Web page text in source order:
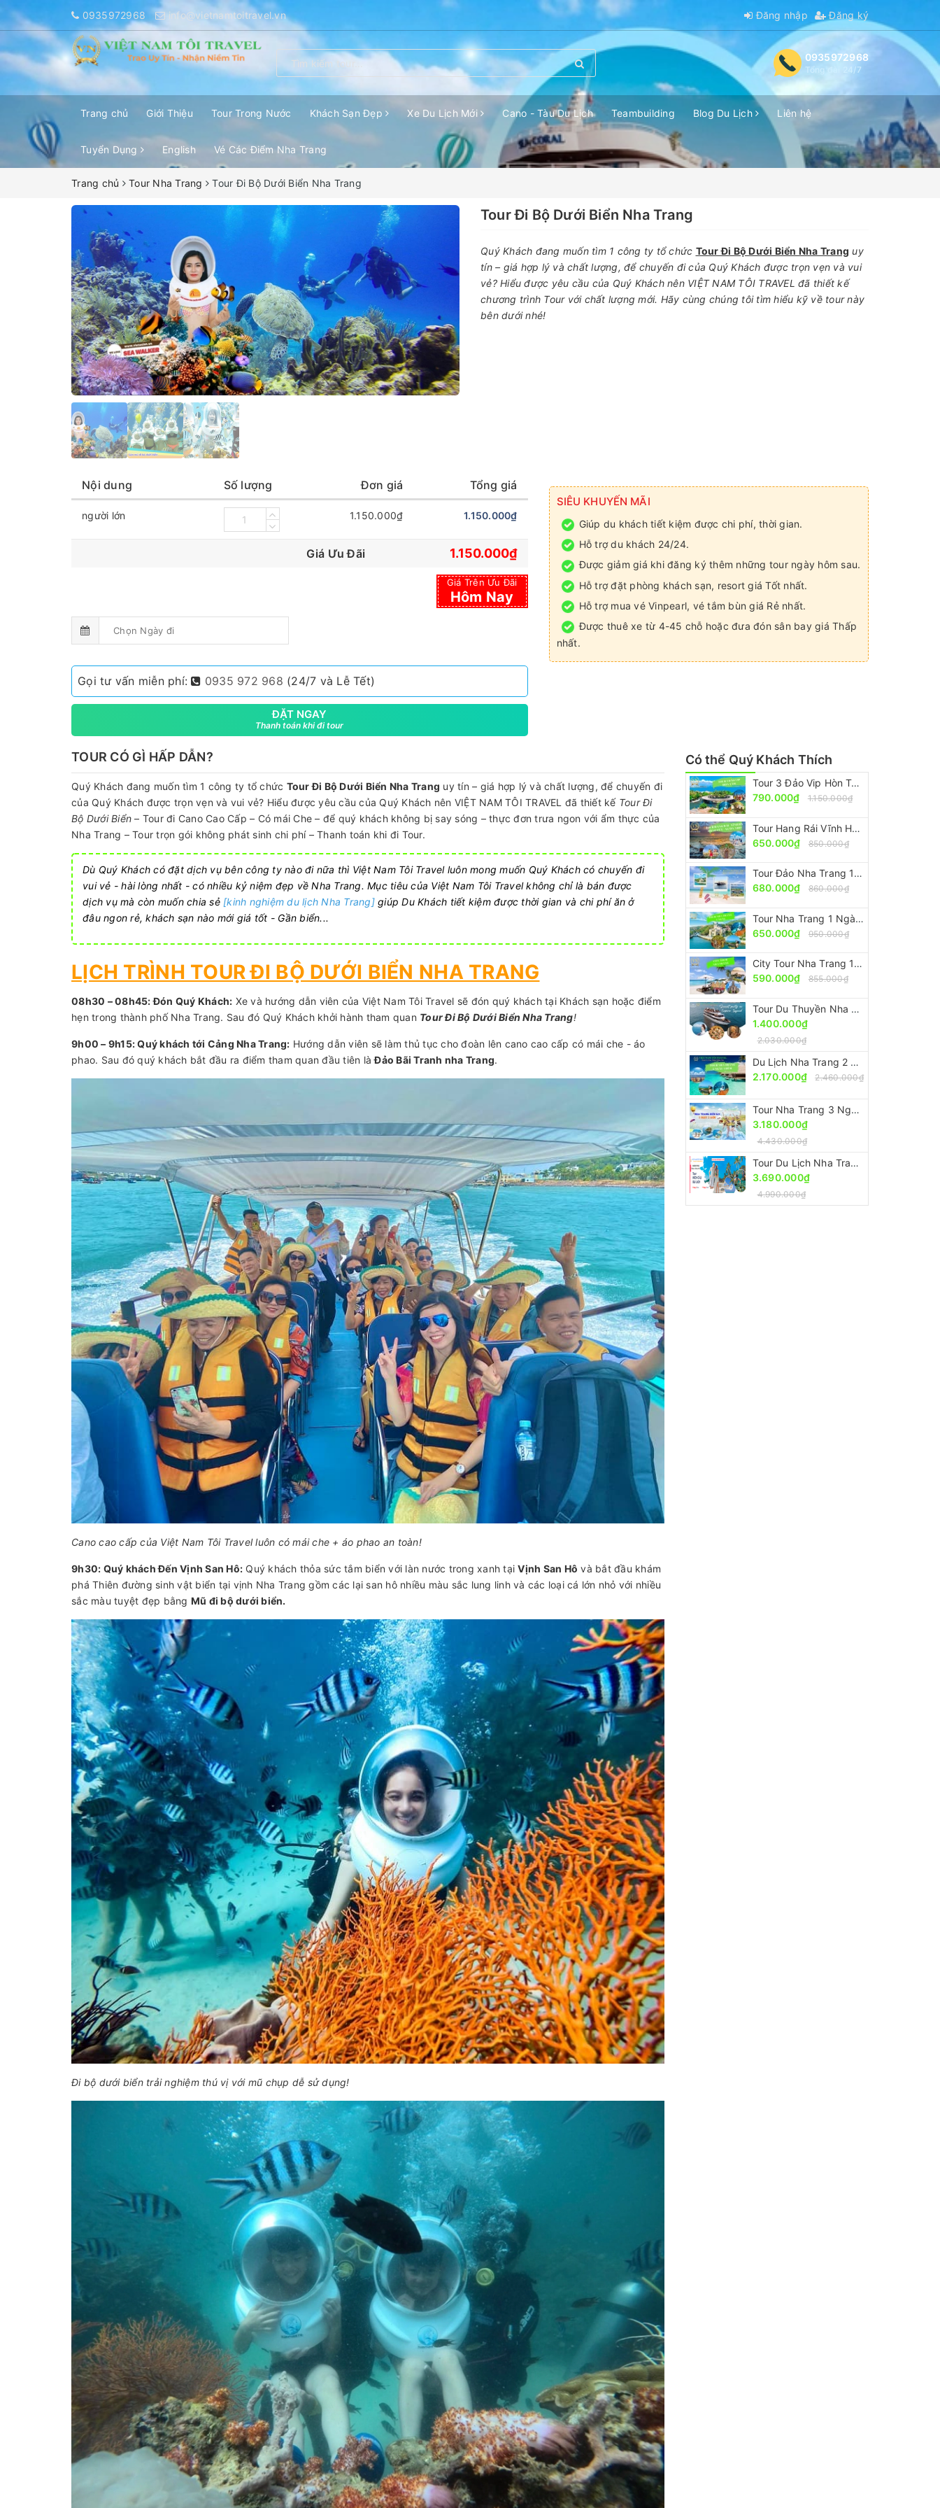
0935972968 info@vietnamtoitravel.vn Đăng nhập Đăng ký
0935972968
Tổng đài 24/7
Trang chủ Giới Thiệu Tour Trong Nước Khách Sạn Đẹp Xe Du Lịch Mới Cano - Tàu Du Lịch Teambuilding Blog Du Lịch Liên hệ
Tuyển Dụng English Vé Các Điểm Nha Trang
Trang chủ Tour Nha Trang Tour Đi Bộ Dưới Biển Nha Trang
Tour Đi Bộ Dưới Biển Nha Trang
Quý Khách đang muốn tìm 1 công ty tổ chức Tour Đi Bộ Dưới Biển Nha Trang uy
tín – giá hợp lý và chất lượng, để chuyến đi của Quý Khách được trọn vẹn và vui
vẻ? Hiểu được yêu cầu của Quý Khách nên VIỆT NAM TÔI TRAVEL đã thiết kế
chương trình Tour với chất lượng mới. Hãy cùng chúng tôi tìm hiểu kỹ về tour này
bên dưới nhé!
Nội dung Số lượng Đơn giá Tổng giá
người lớn 1.150.000₫ 1.150.000₫
Giá Ưu Đãi 1.150.000₫
Giá Trên Ưu Đãi
Hôm Nay
Gọi tư vấn miễn phí: 0935 972 968 (24/7 và Lễ Tết)
ĐẶT NGAY
Thanh toán khi đi tour
SIÊU KHUYẾN MÃI
Giúp du khách tiết kiệm được chi phí, thời gian.
Hỗ trợ du khách 24/24.
Được giảm giá khi đăng ký thêm những tour ngày hôm sau.
Hỗ trợ đặt phòng khách sạn, resort giá Tốt nhất.
Hỗ trợ mua vé Vinpearl, vé tắm bùn giá Rẻ nhất.
Được thuê xe từ 4-45 chỗ hoặc đưa đón sân bay giá Thấp
nhất.
TOUR CÓ GÌ HẤP DẪN?
Quý Khách đang muốn tìm 1 công ty tổ chức Tour Đi Bộ Dưới Biển Nha Trang uy tín – giá hợp lý và chất lượng, để chuyến đi
của Quý Khách được trọn vẹn và vui vẻ? Hiểu được yêu cầu của Quý Khách nên VIỆT NAM TÔI TRAVEL đã thiết kế Tour Đi
Bộ Dưới Biển – Tour đi Cano Cao Cấp – Có mái Che – để quý khách không bị say sóng – thực đơn trưa ngon với ẩm thực của
Nha Trang – Tour trọn gói không phát sinh chi phí – Thanh toán khi đi Tour.
Dù Quý Khách có đặt dịch vụ bên công ty nào đi nữa thì Việt Nam Tôi Travel luôn mong muốn Quý Khách có chuyến đi
vui vẻ - hài lòng nhất - có nhiều kỷ niệm đẹp về Nha Trang. Mục tiêu của Việt Nam Tôi Travel không chỉ là bán được
dịch vụ mà còn muốn chia sẻ [kinh nghiệm du lịch Nha Trang]giúp Du Khách tiết kiệm được thời gian và chi phí ăn ở
đâu ngon rẻ, khách sạn nào mới giá tốt - Gần biển...
LỊCH TRÌNH TOUR ĐI BỘ DƯỚI BIỂN NHA TRANG
08h30 – 08h45: Đón Quý Khách: Xe và hướng dẫn viên của Việt Nam Tôi Travel sẽ đón quý khách tại Khách sạn hoặc điểm
hẹn trong thành phố Nha Trang. Sau đó Quý Khách khởi hành tham quan Tour Đi Bộ Dưới Biển Nha Trang!
9h00 – 9h15: Quý khách tới Cảng Nha Trang: Hướng dẫn viên sẽ làm thủ tục cho đoàn lên cano cao cấp có mái che - áo
phao. Sau đó quý khách bắt đầu ra điểm tham quan đầu tiên làĐảo Bãi Tranh nha Trang.
Cano cao cấp của Việt Nam Tôi Travel luôn có mái che + áo phao an toàn!
9h30: Quý khách Đến Vịnh San Hô: Quý khách thỏa sức tắm biển với làn nước trong xanh tạiVịnh San Hô và bắt đầu khám
phá Thiên đường sinh vật biển tại vịnh Nha Trang gồm các lại san hô nhiều màu sắc lung linh và các loại cá lớn nhỏ với nhiều
sắc màu tuyệt đẹp bằng Mũ đi bộ dưới biển.
Đi bộ dưới biển trải nghiệm thú vị với mũ chụp dễ sử dụng!
Có thể Quý Khách Thích
Tour 3 Đảo Vip Hòn Tằm Nha Trang [Trọn Gói – Ưu Đãi 30%]
790.000₫
1.150.000₫
Tour Hang Rái Vĩnh Hy - Vườn Nho - Đồng Cừu [ ĐẸP-RẺ-CHẤT]
650.000₫
850.000₫
Tour Đảo Nha Trang 1 Ngày Nên Đi Nhất [Trọn Gói – Ưu Đãi 30%]
680.000₫
860.000₫
Tour Nha Trang 1 Ngày Nổi Tiếng - Nên Đi Nhất [Ưu Đãi 30%]
650.000₫
950.000₫
City Tour Nha Trang 1 Ngày [Giá Rẻ - Chất Lượng - Giảm 30%]
590.000₫
855.000₫
Tour Du Thuyền Nha Trang Ngắm Hoàng Hôn [Sang Trọng - Đẳng Cấp Nhưng Giá Rẻ]
1.400.000₫
2.030.000₫
Du Lịch Nha Trang 2 Ngày 1 Đêm [Trọn Gói - Ưu Đãi 30%]
2.170.000₫
2.460.000₫
Tour Nha Trang 3 Ngày 2 Đêm [Trọn Gói - Tiết Kiệm 30%]
3.180.000₫
4.430.000₫
Tour Du Lịch Nha Trang 4 Ngày 3 Đêm [Ưu Đãi 30% - Trọn Gói]
3.690.000₫
4.990.000₫